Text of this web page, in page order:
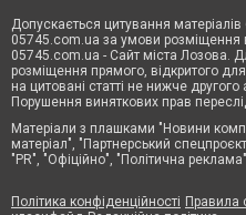
Допускається цитування
05745.com.ua за умови розміщення
05745.com.ua - Сайт міста Лозова.
розміщення прямого, відкритого
на цитовані статті не нижче
Порушення виняткових прав
Матеріали з плашками "Новини
матеріал", "Партнерський
"PR", "Офіційно", "Політична
Політика конфіденційності Правила